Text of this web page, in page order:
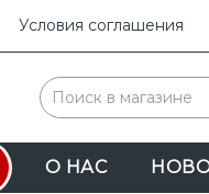
Условия соглашения
О НАС